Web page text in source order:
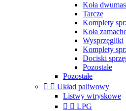
Koła
Tarcze
Komplety
Koła
Wysprzęgliki
Komplety
Dociski
Pozostałe
Pozostałe
  Układ paliwowy
Listwy wtryskowe
  LPG